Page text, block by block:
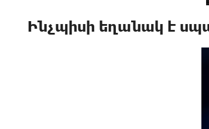
Ինչպիսի եղանակ է